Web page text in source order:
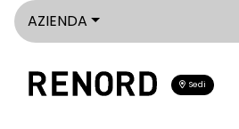
AZIENDA
Sedi